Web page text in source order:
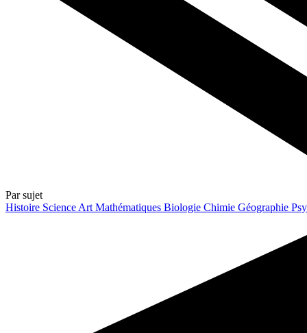
Par sujet
Histoire Science Art Mathématiques Biologie Chimie Géographie